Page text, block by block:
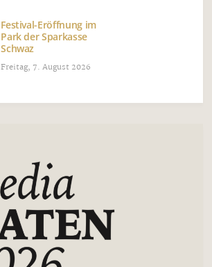
Festival-Eröffnung im
Park der Sparkasse
Schwaz
Freitag, 7. August 2026